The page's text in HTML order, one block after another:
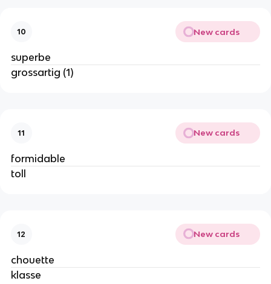
10 New cards
superbe
grossartig (1)
11 New cards
formidable
toll
12 New cards
chouette
klasse